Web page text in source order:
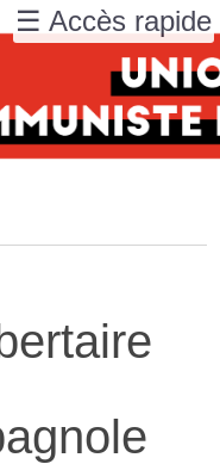
☰ Accès rapide